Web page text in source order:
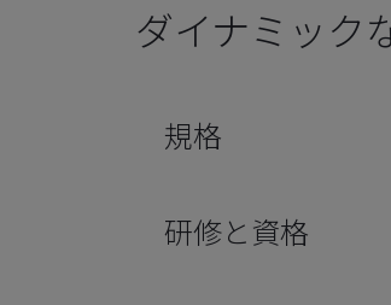
ダイナミック
規格
研修と資格